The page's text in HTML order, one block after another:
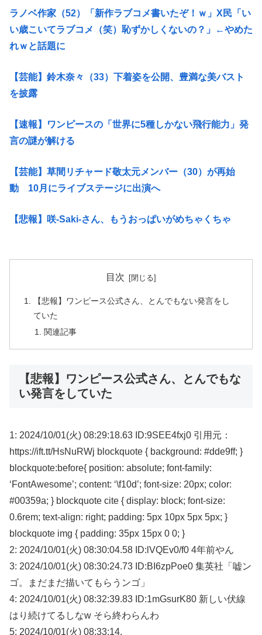
ラノベ作家（52）「新作ラブコメ書いたぞ！ｗ」X民「い
い歳こいてラブコメ（笑）恥ずかしくないの？」←やめた
れｗと話題に
【芸能】鈴木奈々（33）下着姿を公開、豊満な美バスト
を披露
【速報】ワンピースの「世界に5種しかない飛行能力」発
言の謎が解ける
【芸能】草間リチャード敬太元メンバー（30）が再始
動 10月にライブステージに出演へ
【悲報】咲-Saki-さん、もうおっぱいがめちゃくちゃ
目次
【悲報】ワンピース公式さん、とんでもない発言をし
ていた
関連記事
【悲報】ワンピース公式さん、とんでもな
い発言をしていた
1: 2024/10/01(火) 08:29:18.63 ID:9SEE4fxj0 引用元：
https://ift.tt/HsNuRWj blockquote { background: #dde9ff; }
blockquote:before{ position: absolute; font-family:
‘FontAwesome’; content: ‘\f10d’; font-size: 20px; color:
#00359a; } blockquote cite { display: block; font-size:
0.6rem; text-align: right; padding: 5px 10px 5px 5px; }
blockquote img { padding: 35px 15px 0 0; }
2: 2024/10/01(火) 08:30:04.58 ID:lVQEv0/f0 4年前やん
3: 2024/10/01(火) 08:30:24.73 ID:BI6zpPoe0 集英社「嘘ン
ゴ。まだまだ描いてもらうンゴ」
4: 2024/10/01(火) 08:32:39.83 ID:1mGsurK80 新しい伏線
はり続けてるしなw そら終わらんわ
5: 2024/10/01(火) 08:33:14.